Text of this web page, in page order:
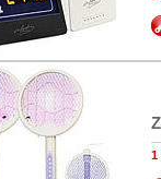
1